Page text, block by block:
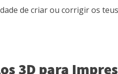
de criar ou corrigir os
3D para